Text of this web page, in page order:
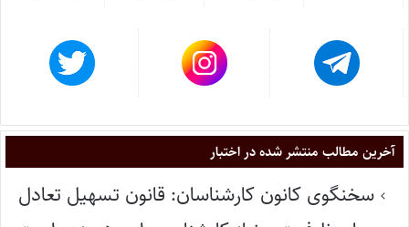
آخرین مطالب منتشر شده در اختبار
سخنگوی کانون کارشناسان: قانون تسهیل تعادل